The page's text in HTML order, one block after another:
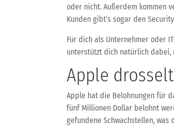
oder nicht. Außerdem kommen
Kunden gibt’s sogar den
Für dich als Unternehmer oder
unterstützt dich natürlich dabei,
Apple
Apple hat die Belohnungen für
fünf Millionen Dollar belohnt
gefundene Schwachstellen,